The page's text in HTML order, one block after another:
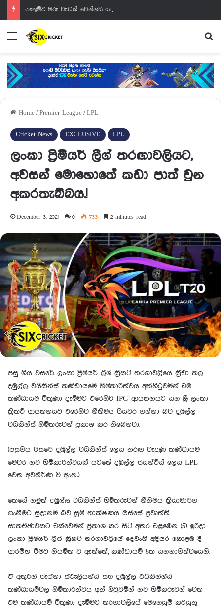
පැතුම්ට මරු වැඩක් වෙන්නයි යන්නේ
Menu
Home / Premier League / LPL
Cricket News EXCLUSIVE LPL
ලංකා ප්‍රිමියර් ලීග් තරඟාවලියට,
අවසන් මොහොතේ කඩා පාත් වුන
අකරතැබ්බය.!
December 3, 2021 0 733 2 minutes read
පසු ගිය වසරේ ලංකා ප්‍රිමියර් ලීග් ක්‍රිකට් තරගාවලියෙ ක්‍රීඩා කල
දඹුල්ල වයිකින්ස් කණ්ඩායමේ හිමිකාරිත්වය අත්හිටුවමින් එම
කණ්ඩායම විකුණා දැමීමට එරෙහිව IPG ආයතනයට සහ ශ්‍රී ලංකා
ක්‍රිකට් ආයතනයට එරෙහිව නීතිමය පියවර ගන්නා බව දඹුල්ල
වයිකින්ස් හිමිකරුවන් ප්‍රකාශ කර තිබෙනවා.
(පසුගිය වසරේ දඹුල්ල වයිකින්ස් ලෙස තරඟ වැදුණු කණ්ඩායම
මෙවර නව හිමිකාරිත්වයක් යටතේ දඹුල්ල ජයන්ට්ස් ලෙස LPL
වෙත අවතීර්ණ වී ඇත.)
කෙසේ නමුත් දඹුල්ල වයිකින්ස් හිමිකරුවන් නීතිමය ක්‍රියාමාර්ග
ගැනීමට සුදානම් බව සූම් තාක්ෂණය ඔස්සේ ප්‍රවෘත්ති
සාකච්ඡාවකට එක්වෙමින් ප්‍රකාශ කර සිටි අතර එළඹෙන (5) ඉරිදා
ලංකා ප්‍රිමියර් ලීග් ක්‍රිකට් තරගාවලියේ දෙවැනි අදියර කොළඹ දී
ආරම්භ වීමට නියමිත ව ඇත්තේ, කණ්ඩායම් 5ක සහභාගිත්වයෙනි.
ඒ අතුරින් ජැෆ්නා ස්ටැලියන්ස් සහ දඹුල්ල වයිකින්ග්ස්
කණ්ඩායම්වල හිමිකාරිත්වය අත් හිටුවමින් නව හිමිකරුවන් වෙත
එම කණ්ඩායම් විකුණා දැමීමට තරගාවලියේ මෙහෙයුම් කටයුතු